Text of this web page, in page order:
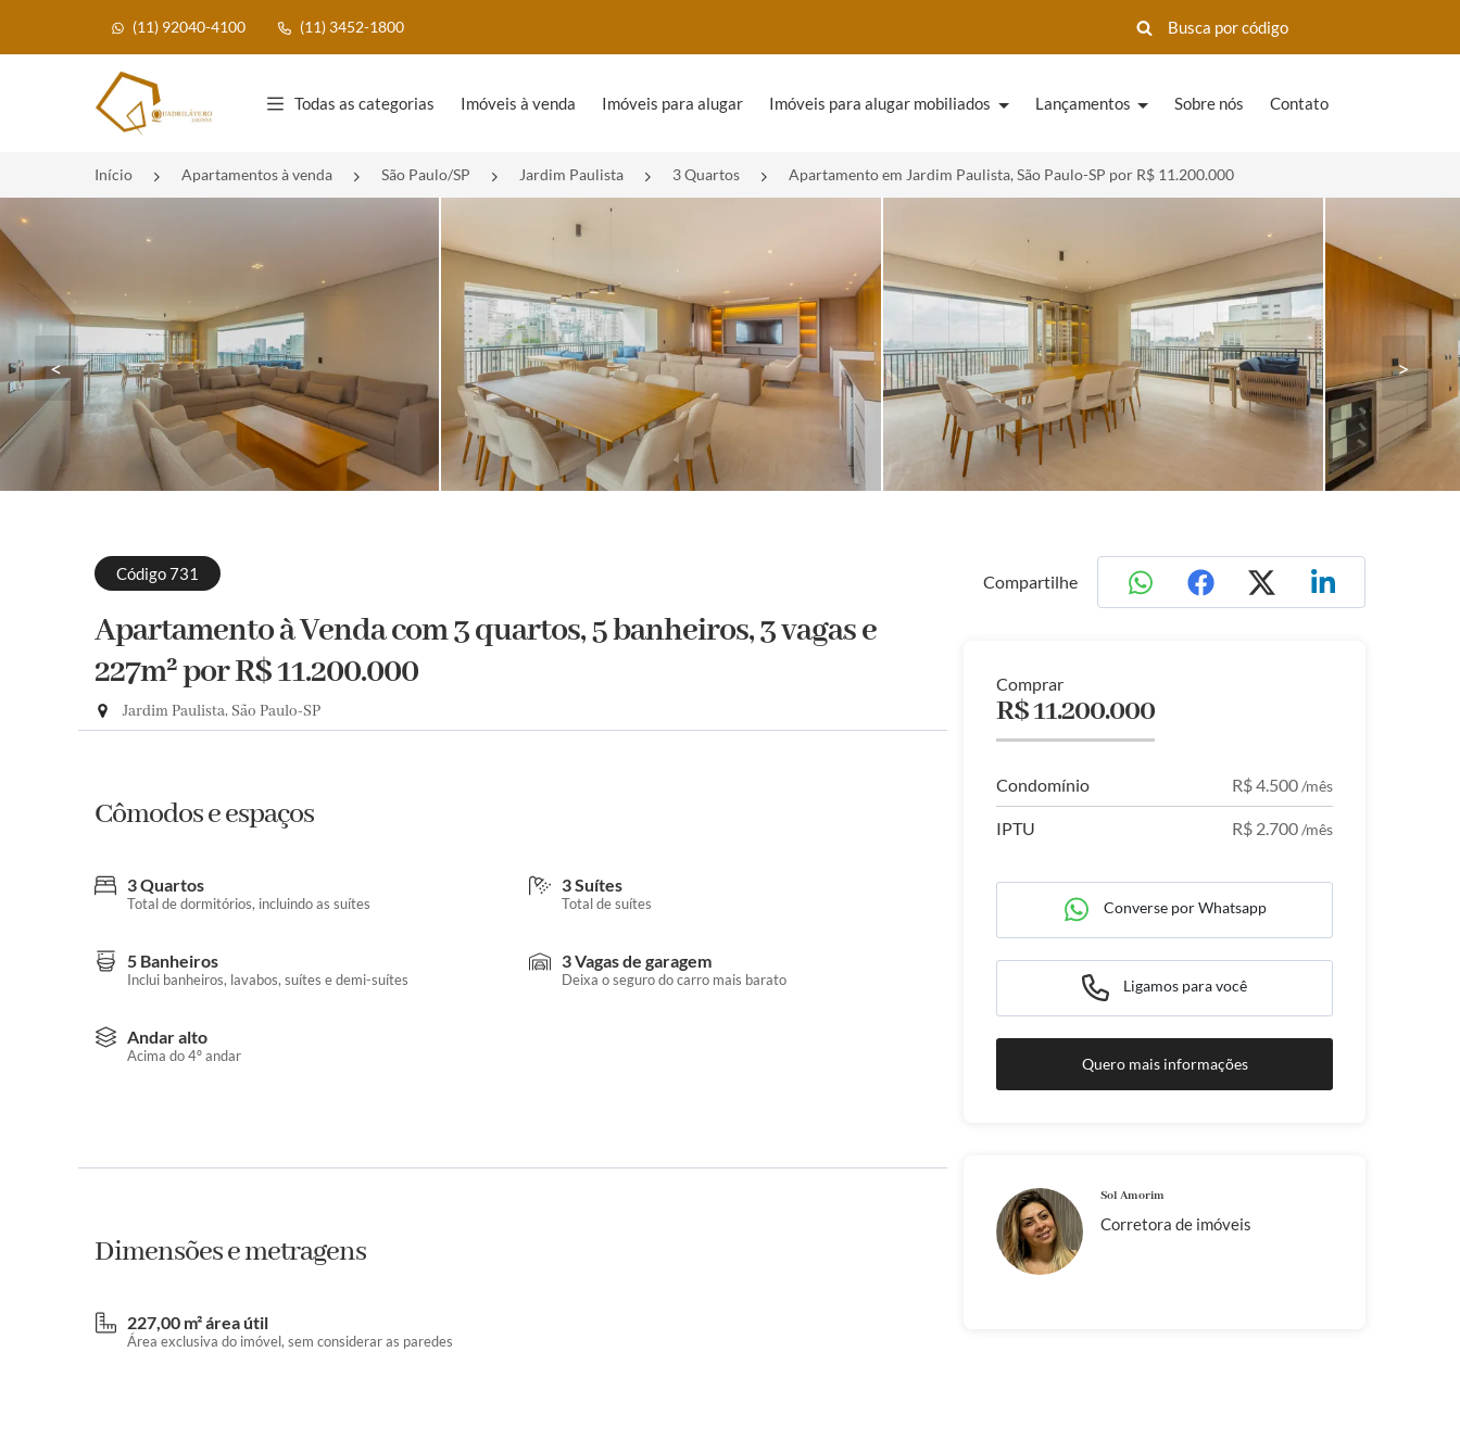
(11) 92040-4100 (11) 3452-1800
Página inicial
Todas as categorias Imóveis à venda Imóveis para alugar Imóveis para alugar mobiliados Lançamentos Sobre nós Contato
Início Apartamentos à venda São Paulo/SP Jardim Paulista 3 Quartos Apartamento em Jardim Paulista, São Paulo-SP por R$ 11.200.000
< >
Código 731
Apartamento à Venda com 3 quartos, 5 banheiros, 3 vagas e
227m²por R$ 11.200.000
Jardim Paulista, São Paulo-SP
Cômodos e espaços
3 Quartos
Total de dormitórios, incluindo as suítes
3 Suítes
Total de suítes
5 Banheiros
Inclui banheiros, lavabos, suítes e demi-suítes
3 Vagas de garagem
Deixa o seguro do carro mais barato
Andar alto
Acima do 4º andar
Dimensões e metragens
227,00 m² área útil
Área exclusiva do imóvel, sem considerar as paredes
Compartilhe
Comprar
R$ 11.200.000
Condomínio R$ 4.500/mês
IPTU R$ 2.700/mês
Converse por Whatsapp
Ligamos para você
Quero mais informações
Sol Amorim
Corretora de imóveis